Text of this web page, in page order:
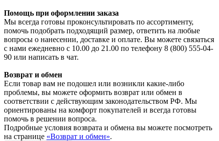
Помощь при оформлении заказа
Мы всегда готовы проконсультировать по ассортименту,
помочь подобрать подходящий размер, ответить на любые
вопросы о нанесении, доставке и оплате. Вы можете связаться
с нами ежедневно с 10.00 до 21.00 по телефону 8 (800) 555-04-
90 или написать в чат.
Возврат и обмен
Если товар вам не подошел или возникли какие-либо
проблемы, вы можете оформить возврат или обмен в
соответствии с действующим законодательством РФ. Мы
ориентированы на комфорт покупателей и всегда готовы
помочь в решении вопроса.
Подробные условия возврата и обмена вы можете посмотреть
на странице «Возврат и обмен».